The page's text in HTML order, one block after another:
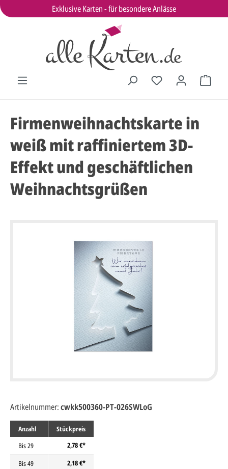
Exklusive Karten - für besondere Anlässe
Firmenweihnachtskarte in
weiß mit raffiniertem 3D-
Effekt und geschäftlichen
Weihnachtsgrüßen
Anzahl
Stückpreis
Bis29
2,78 €*
Bis49
2,18 €*
Artikelnummer:cwkk500360-PT-026SWLoG